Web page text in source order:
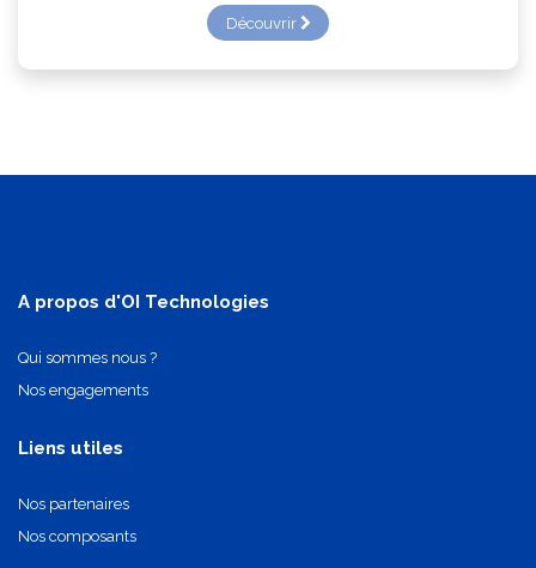
Découvrir
A propos d'OI Technologies
Qui sommes nous ?
Nos engagements
Liens utiles
Nos partenaires
Nos composants